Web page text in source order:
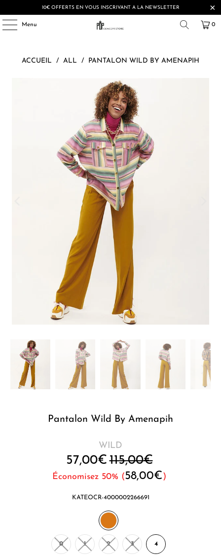
10€ OFFERTS EN VOUS INSCRIVANT A LA NEWSLETTER
Menu 0
ACCUEIL / ALL / PANTALON WILD BY AMENAPIH
Pantalon Wild By Amenapih
WILD
57,00€ 115,00€
Économisez 50% (58,00€ )
KATEOCR-4000002266691
0 1 2 3 4